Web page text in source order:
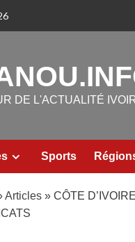
DE L'ACTUALITÉ
Sports
Articles » CÔTE